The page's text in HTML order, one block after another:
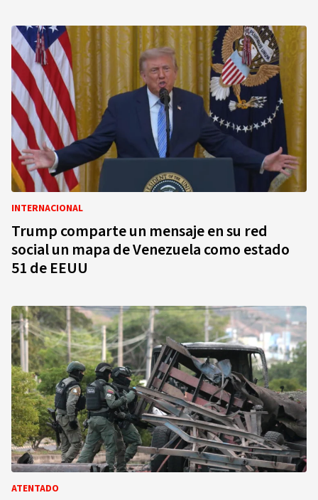
INTERNACIONAL
Trump comparte un mensaje en su red
social un mapa de Venezuela como estado
51 de EEUU
ATENTADO